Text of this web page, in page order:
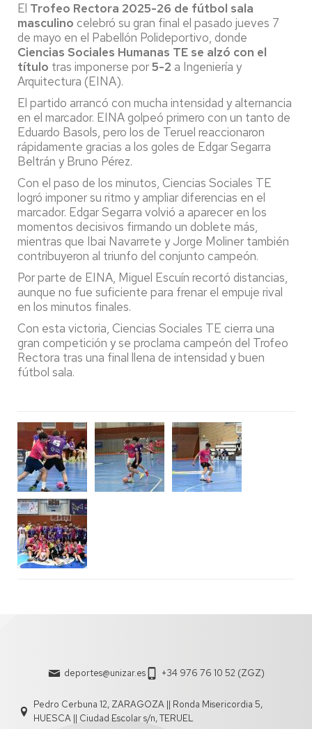
El Trofeo Rectora 2025-26 de fútbol sala
masculino celebró su gran final el pasado jueves 7
de mayo en el Pabellón Polideportivo, donde
Ciencias Sociales Humanas TE se alzó con el
título tras imponerse por5-2 a Ingeniería y
Arquitectura (EINA).
El partido arrancó con mucha intensidad y alternancia
en el marcador. EINA golpeó primero con un tanto de
Eduardo Basols, pero los de Teruel reaccionaron
rápidamente gracias a los goles de Edgar Segarra
Beltrán y Bruno Pérez.
Con el paso de los minutos, Ciencias Sociales TE
logró imponer su ritmo y ampliar diferencias en el
marcador. Edgar Segarra volvió a aparecer en los
momentos decisivos firmando un doblete más,
mientras que Ibai Navarrete y Jorge Moliner también
contribuyeron al triunfo del conjunto campeón.
Por parte de EINA, Miguel Escuín recortó distancias,
aunque no fue suficiente para frenar el empuje rival
en los minutos finales.
Con esta victoria, Ciencias Sociales TE cierra una
gran competición y se proclama campeón del Trofeo
Rectora tras una final llena de intensidad y buen
fútbol sala.
deportes@unizar.es +34 976 76 10 52 (ZGZ)
Pedro Cerbuna 12, ZARAGOZA || Ronda Misericordia 5,
HUESCA || Ciudad Escolar s/n, TERUEL